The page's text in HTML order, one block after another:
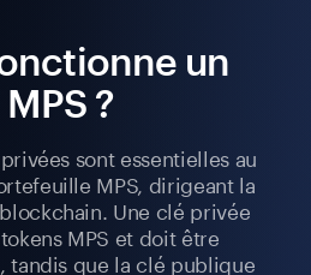
un
?
sont essentielles au
MPS, dirigeant la
Une clé privée
MPS et doit être
que la clé publique